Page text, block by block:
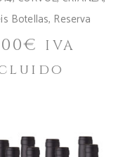
Botellas, Reserva
€
IVA